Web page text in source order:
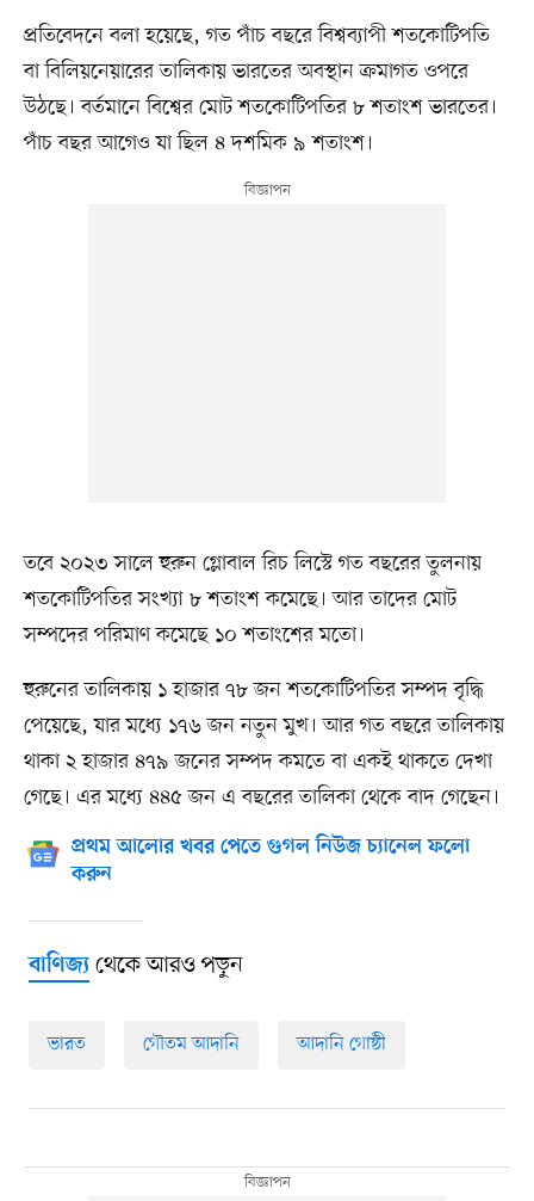
প্রতিবেদনে বলা হয়েছে, গত পাঁচ বছরে বিশ্বব্যাপী শতকোটিপতি
বা বিলিয়নেয়ারের তালিকায় ভারতের অবস্থান ক্রমাগত ওপরে
উঠছে। বর্তমানে বিশ্বের মোট শতকোটিপতির ৮ শতাংশ ভারতের।
পাঁচ বছর আগেও যা ছিল ৪ দশমিক ৯ শতাংশ।
তবে ২০২৩ সালে হুরুন গ্লোবাল রিচ লিস্টে গত বছরের তুলনায়
শতকোটিপতির সংখ্যা ৮ শতাংশ কমেছে। আর তাদের মোট
সম্পদের পরিমাণ কমেছে ১০ শতাংশের মতো।
হুরুনের তালিকায় ১ হাজার ৭৮ জন শতকোটিপতির সম্পদ বৃদ্ধি
পেয়েছে, যার মধ্যে ১৭৬ জন নতুন মুখ। আর গত বছরে তালিকায়
থাকা ২ হাজার ৪৭৯ জনের সম্পদ কমতে বা একই থাকতে দেখা
গেছে। এর মধ্যে ৪৪৫ জন এ বছরের তালিকা থেকে বাদ গেছেন।
প্রথম আলোর খবর পেতে গুগল নিউজ চ্যানেল ফলো
করুন
বাণিজ্যথেকে আরও পড়ুন
ভারত গৌতম আদানি আদানি গোষ্ঠী